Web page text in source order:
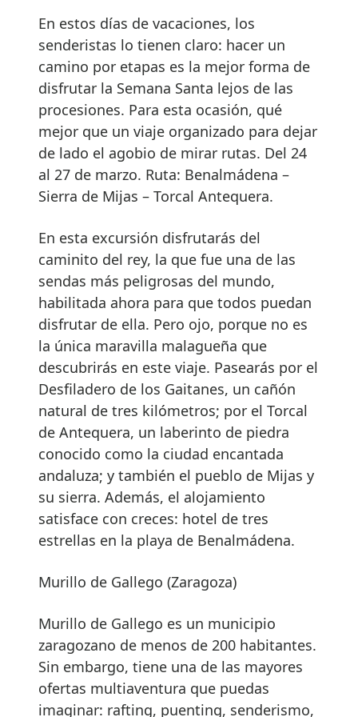
En estos días de vacaciones, los
senderistas lo tienen claro: hacer un
camino por etapas es la mejor forma de
disfrutar la Semana Santa lejos de las
procesiones. Para esta ocasión, qué
mejor que un viaje organizado para dejar
de lado el agobio de mirar rutas. Del 24
al 27 de marzo. Ruta: Benalmádena –
Sierra de Mijas – Torcal Antequera.
En esta excursión disfrutarás del
caminito del rey, la que fue una de las
sendas más peligrosas del mundo,
habilitada ahora para que todos puedan
disfrutar de ella. Pero ojo, porque no es
la única maravilla malagueña que
descubrirás en este viaje. Pasearás por el
Desfiladero de los Gaitanes, un cañón
natural de tres kilómetros; por el Torcal
de Antequera, un laberinto de piedra
conocido como la ciudad encantada
andaluza; y también el pueblo de Mijas y
su sierra. Además, el alojamiento
satisface con creces: hotel de tres
estrellas en la playa de Benalmádena.
Murillo de Gallego (Zaragoza)
Murillo de Gallego es un municipio
zaragozano de menos de 200 habitantes.
Sin embargo, tiene una de las mayores
ofertas multiaventura que puedas
imaginar: rafting, puenting, senderismo,